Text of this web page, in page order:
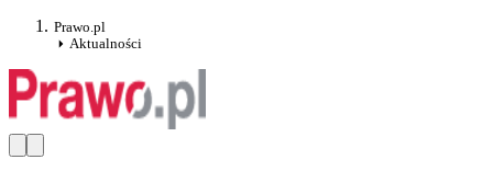
Prawo.pl
Aktualności